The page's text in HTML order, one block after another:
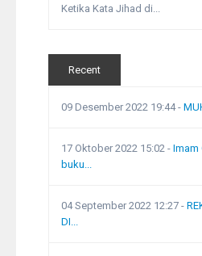
Ketika Kata Jihad di...
Recent
09 Desember 2022 19:44-
17 Oktober 2022 15:02 - Imam
buku...
04 September 2022 12:27 -
DI...